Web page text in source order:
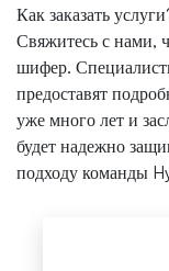
Как заказать
Свяжитесь с нами,
шифер.
предоставят
уже много лет и
будет надежно
подходу команды